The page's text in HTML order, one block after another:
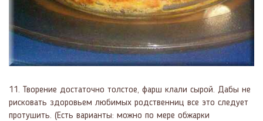
11. Творение достаточно толстое, фарш клали сырой. Дабы не
рисковать здоровьем любимых родственниц все это следует
протушить. (Есть варианты: можно по мере обжарки